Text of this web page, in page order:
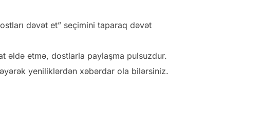
dəvət et” seçimini taparaq dəvət
əldə etmə, dostlarla paylaşma pulsuzdur.
yeniliklərdən xəbərdar ola bilərsiniz.